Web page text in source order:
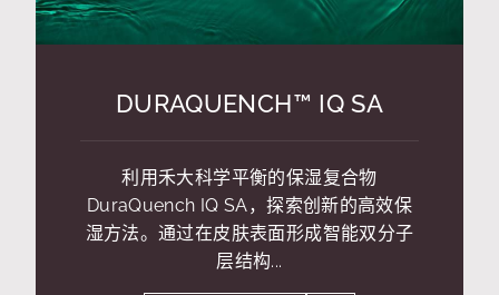
DURAQUENCH™ IQ SA
利用禾大科学平衡的保湿复合物
DuraQuench IQ SA，探索创新的高效保
湿方法。通过在皮肤表面形成智能双分子
层结构...